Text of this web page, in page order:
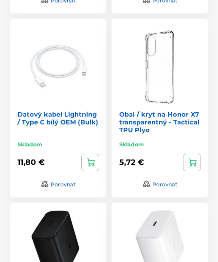
Datový kabel Lightning
/ Type C bílý OEM (Bulk)
Skladom
11,80 €
Porovnať
Obal / kryt na Honor X7
transparentný - Tactical
TPU Plyo
Skladom
5,72 €
Porovnať